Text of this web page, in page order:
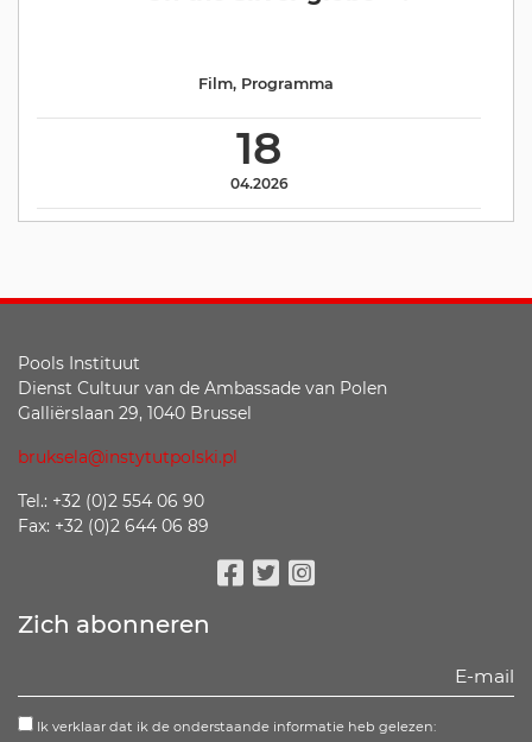
18
04.2026
Film, Programma
Pools Instituut
Dienst Cultuur van de Ambassade van Polen
Galliërslaan 29, 1040 Brussel
bruksela@instytutpolski.pl
Tel.: +32 (0)2 554 06 90
Fax: +32 (0)2 644 06 89
Zich abonneren
Ik verklaar dat ik de onderstaande informatie heb gelezen: